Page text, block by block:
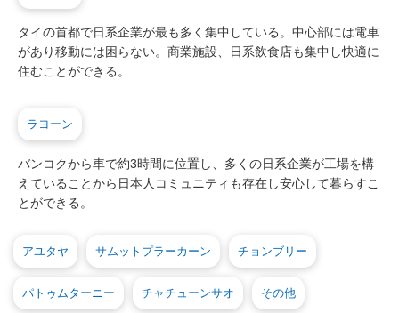
タイの首都で日系企業が最も多く集中している。中心部には電車
があり移動には困らない。商業施設、日系飲食店も集中し快適に
住むことができる。
ラヨーン
バンコクから車で約3時間に位置し、多くの日系企業が工場を構
えていることから日本人コミュニティも存在し安心して暮らすこ
とができる。
アユタヤ サムットプラーカーン チョンブリー
パトゥムターニー チャチューンサオ その他